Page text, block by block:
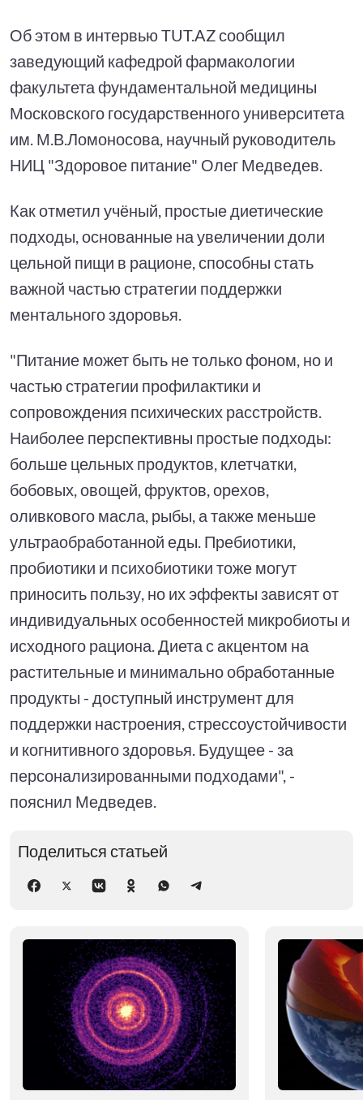
Об этом в интервью TUT.AZ сообщил
заведующий кафедрой фармакологии
факультета фундаментальной медицины
Московского государственного университета
им. М.В.Ломоносова, научный руководитель
НИЦ "Здоровое питание" Олег Медведев.
Как отметил учёный, простые диетические
подходы, основанные на увеличении доли
цельной пищи в рационе, способны стать
важной частью стратегии поддержки
ментального здоровья.
"Питание может быть не только фоном, но и
частью стратегии профилактики и
сопровождения психических расстройств.
Наиболее перспективны простые подходы:
больше цельных продуктов, клетчатки,
бобовых, овощей, фруктов, орехов,
оливкового масла, рыбы, а также меньше
ультраобработанной еды. Пребиотики,
пробиотики и психобиотики тоже могут
приносить пользу, но их эффекты зависят от
индивидуальных особенностей микробиоты и
исходного рациона. Диета с акцентом на
растительные и минимально обработанные
продукты - доступный инструмент для
поддержки настроения, стрессоустойчивости
и когнитивного здоровья. Будущее - за
персонализированными подходами", -
пояснил Медведев.
Поделиться статьей